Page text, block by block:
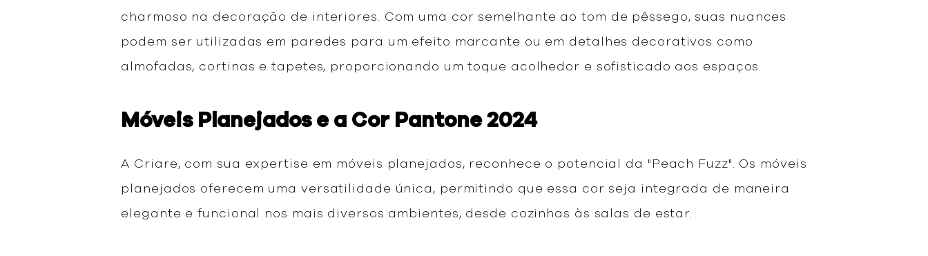
charmoso na decoração de interiores. Com uma cor semelhante ao tom de pêssego, suas nuances
podem ser utilizadas em paredes para um efeito marcante ou em detalhes decorativos como
almofadas, cortinas e tapetes, proporcionando um toque acolhedor e sofisticado aos espaços.
Móveis Planejados e a Cor Pantone 2024
A Criare, com sua expertise em móveis planejados, reconhece o potencial da "Peach Fuzz". Os móveis
planejados oferecem uma versatilidade única, permitindo que essa cor seja integrada de maneira
elegante e funcional nos mais diversos ambientes, desde cozinhas às salas de estar.